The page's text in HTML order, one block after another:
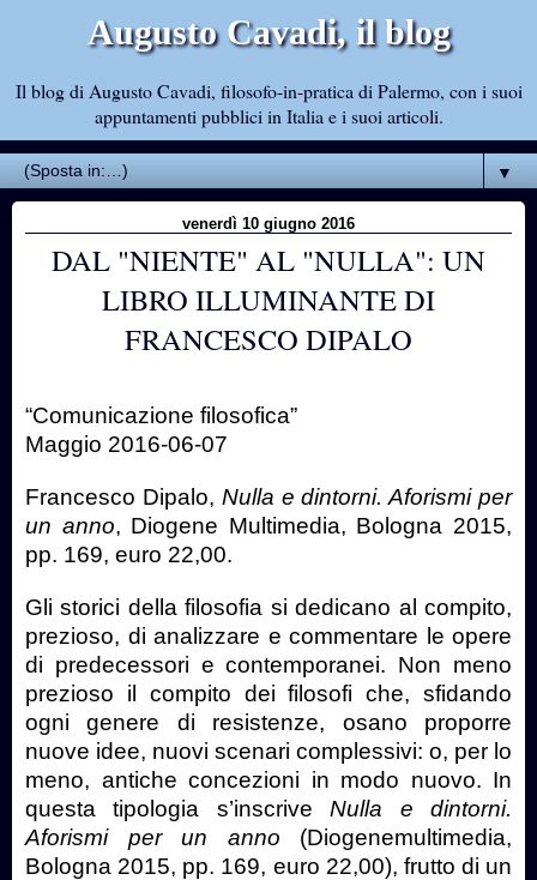
Augusto Cavadi, il blog
Il blog di Augusto Cavadi, filosofo-in-pratica di Palermo, con i suoi
appuntamenti pubblici in Italia e i suoi articoli.
▼
venerdì 10 giugno 2016
DAL "NIENTE" AL "NULLA": UN
LIBRO ILLUMINANTE DI
FRANCESCO DIPALO
“Comunicazione filosofica”
Maggio 2016-06-07
Francesco Dipalo, Nulla e dintorni. Aforismi per
un anno, Diogene Multimedia, Bologna 2015,
pp. 169, euro 22,00.
Gli storici della filosofia si dedicano al compito,
prezioso, di analizzare e commentare le opere
di predecessori e contemporanei. Non meno
prezioso il compito dei filosofi che, sfidando
ogni genere di resistenze, osano proporre
nuove idee, nuovi scenari complessivi: o, per lo
meno, antiche concezioni in modo nuovo. In
questa tipologia s’inscriveNulla e dintorni.
Aforismi per un anno (Diogenemultimedia,
Bologna 2015, pp. 169, euro 22,00), frutto di un